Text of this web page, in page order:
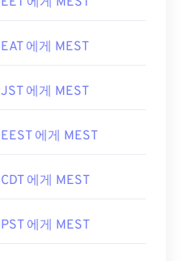
EAT 에게 MEST
JST 에게 MEST
EEST 에게 MEST
CDT 에게 MEST
PST 에게 MEST